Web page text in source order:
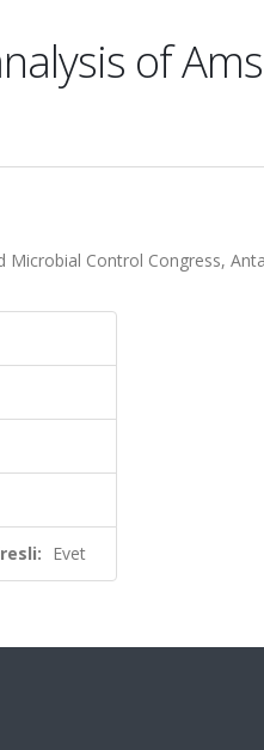
of
Control Congress,
Evet